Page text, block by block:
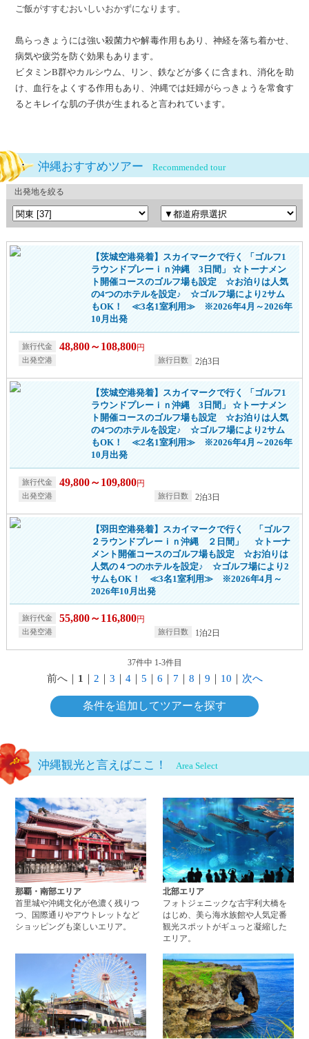
ご飯がすすむおいしいおかずになります。
島らっきょうには強い殺菌力や解毒作用もあり、神経を落ち着かせ、
病気や疲労を防ぐ効果もあります。
ビタミンB群やカルシウム、リン、鉄などが多くに含まれ、消化を助
け、血行をよくする作用もあり、沖縄では妊婦がらっきょうを常食す
るとキレイな肌の子供が生まれると言われています。
沖縄おすすめツアー Recommended tour
出発地を絞る
【茨城空港発着】スカイマークで行く 「ゴルフ1
ラウンドプレーｉｎ沖縄 3日間」 ☆トーナメン
ト開催コースのゴルフ場も設定 ☆お泊りは人気
の4つのホテルを設定♪ ☆ゴルフ場により2サム
もOK！ ≪3名1室利用≫ ※2026年4月～2026年
10月出発
48,800～108,800円
2泊3日
【茨城空港発着】スカイマークで行く 「ゴルフ1
ラウンドプレーｉｎ沖縄 3日間」 ☆トーナメン
ト開催コースのゴルフ場も設定 ☆お泊りは人気
の4つのホテルを設定♪ ☆ゴルフ場により2サム
もOK！ ≪2名1室利用≫ ※2026年4月～2026年
10月出発
49,800～109,800円
2泊3日
【羽田空港発着】スカイマークで行く 「ゴルフ
２ラウンドプレーｉｎ沖縄 ２日間」 ☆トーナ
メント開催コースのゴルフ場も設定 ☆お泊りは
人気の４つのホテルを設定♪ ☆ゴルフ場により2
サムもOK！ ≪3名1室利用≫ ※2026年4月～
2026年10月出発
55,800～116,800円
1泊2日
37件中 1-3件目
前へ｜ 1 2 3 4｜ 5 6 7 8 9 10 次へ
条件を追加してツアーを探す
沖縄観光と言えばここ！ Area Select
那覇・南部エリア
首里城や沖縄文化が色濃く残りつ
つ、国際通りやアウトレットなど
ショッピングも楽しいエリア。
那覇・南部エリアページへ
北部エリア
フォトジェニックな古宇利大橋を
はじめ、美ら海水族館や人気定番
観光スポットがギュっと凝縮した
エリア。
中部エリアページへ